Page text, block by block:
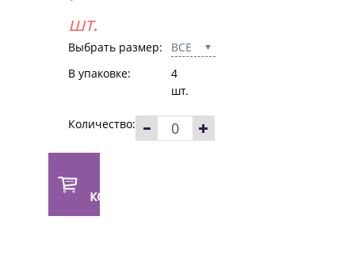
шт.
Выбрать размер:
ВСЕ
В упаковке:
4
шт.
Количество:
корзину